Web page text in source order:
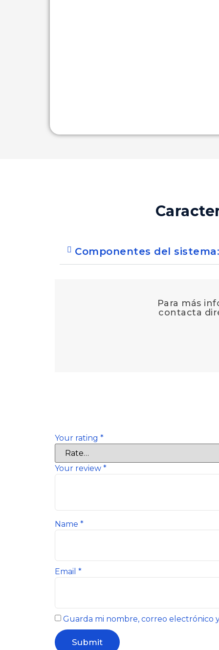
Componentes del sistema:
Para más
contacta
Your rating *
Your review *
Name *
Email *
Guarda mi nombre, correo electrónico